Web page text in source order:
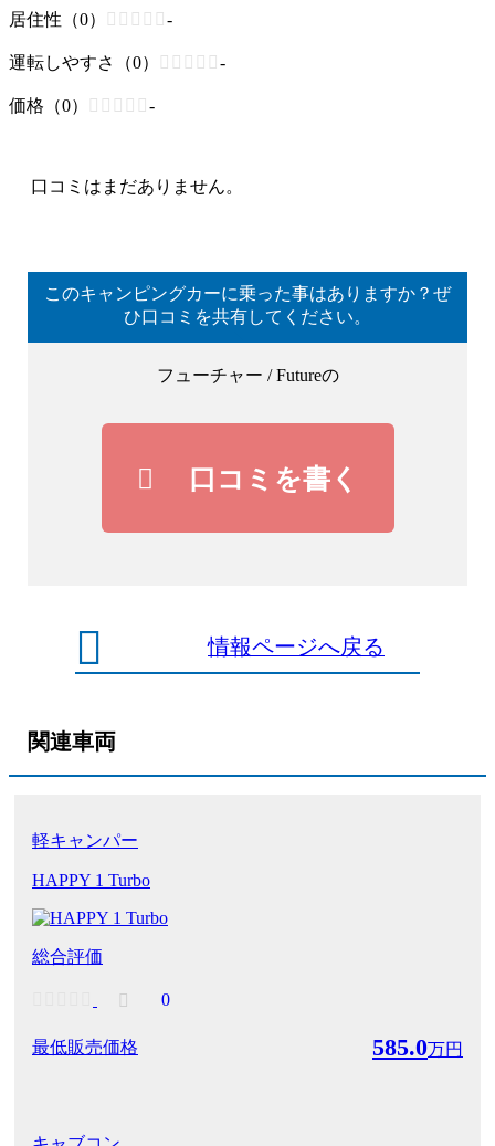
居住性（0） -
運転しやすさ（0） -
価格（0） -
口コミはまだありません。
このキャンピングカーに乗った事はありますか？ぜ
ひ口コミを共有してください。
フューチャー / Futureの
口コミを書く
情報ページへ戻る
関連車両
軽キャンパー
HAPPY 1 Turbo
総合評価
0
最低販売価格 585.0万円